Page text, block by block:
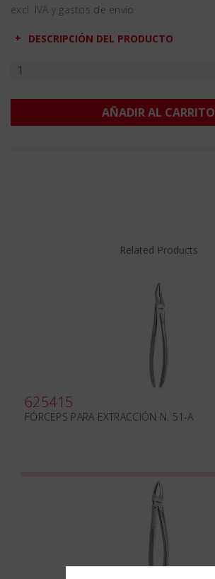
excl. IVA y gastos de envío
DESCRIPCIÓN DEL PRODUCTO
AÑADIR AL CARRITO
Related Products
625415
FÓRCEPS PARA EXTRACCIÓN N. 51-A